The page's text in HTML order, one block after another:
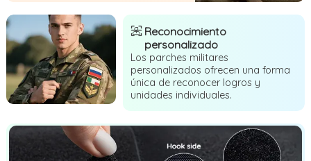
Reconocimiento
personalizado
Los parches militares
personalizados ofrecen una forma
única de reconocer logros y
unidades individuales.